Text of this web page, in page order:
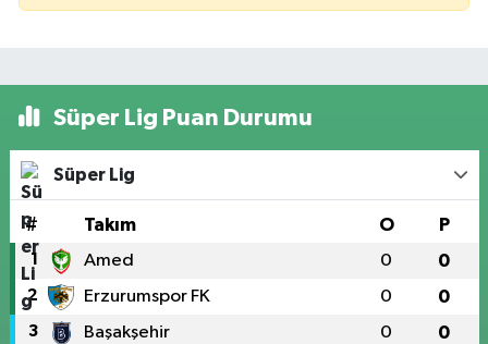
Süper Lig Puan Durumu
Süper Lig
# Takım O P
1 Amed 0 0
2 Erzurumspor FK 0 0
3 Başakşehir 0 0